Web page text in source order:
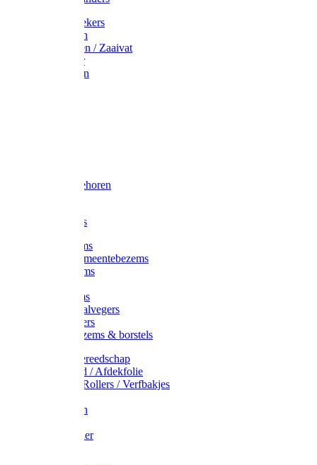
Graskantstekers
Verticuteren
Strooiwagen / Zaaivat
Grasmaaier
Grasscharen
Slede toebehoren
Composters
Straatbezems
Stads- / Gemeentebezems
Terrasbezems
Gootbezems
Kamer-/Zaalvegers
Vloertrekkers
Onkruidbezems & borstels
Schildersgereedschap
Afplakband / Afdekfolie
Kwasten / Rollers / Verfbakjes
Afdekfoliën
Schuurpapier